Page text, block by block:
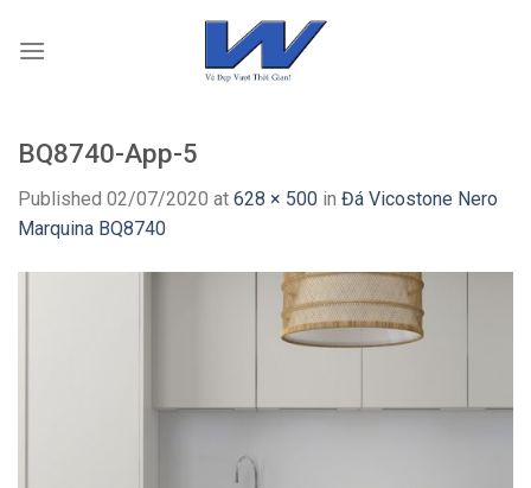
BQ8740-App-5
Published 02/07/2020 at 628 × 500 in Đá Vicostone Nero
Marquina BQ8740